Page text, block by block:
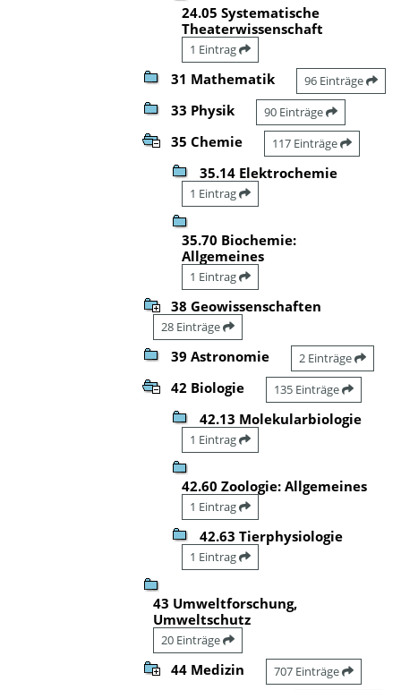
24.05 Systematische
Theaterwissenschaft
1 Eintrag
31 Mathematik 96 Einträge
33 Physik 90 Einträge
35 Chemie 117 Einträge
35.14 Elektrochemie
1 Eintrag
35.70 Biochemie:
Allgemeines
1 Eintrag
38 Geowissenschaften
28 Einträge
39 Astronomie 2 Einträge
42 Biologie 135 Einträge
42.13 Molekularbiologie
1 Eintrag
42.60 Zoologie: Allgemeines
1 Eintrag
42.63 Tierphysiologie
1 Eintrag
43 Umweltforschung,
Umweltschutz
20 Einträge
44 Medizin 707 Einträge